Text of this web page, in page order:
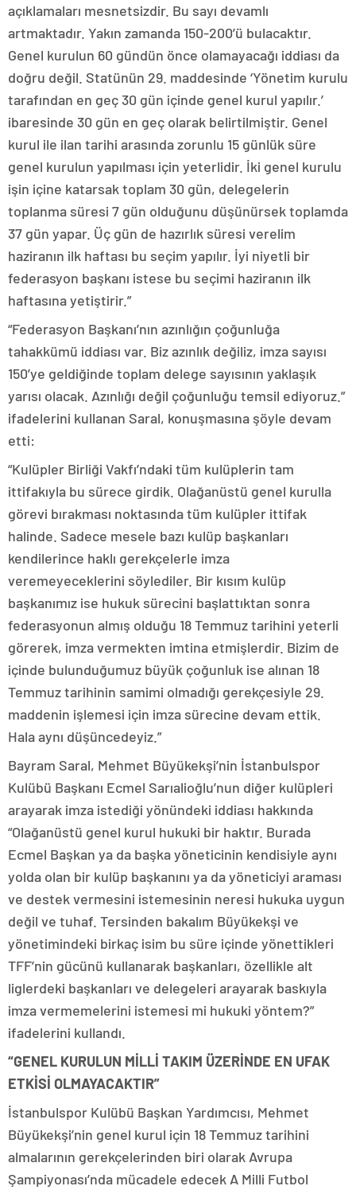
açıklamaları mesnetsizdir. Bu sayı devamlı
artmaktadır. Yakın zamanda 150-200’ü bulacaktır.
Genel kurulun 60 gündün önce olamayacağı iddiası da
doğru değil. Statünün 29. maddesinde ‘Yönetim kurulu
tarafından en geç 30 gün içinde genel kurul yapılır.’
ibaresinde 30 gün en geç olarak belirtilmiştir. Genel
kurul ile ilan tarihi arasında zorunlu 15 günlük süre
genel kurulun yapılması için yeterlidir. İki genel kurulu
işin içine katarsak toplam 30 gün, delegelerin
toplanma süresi 7 gün olduğunu düşünürsek toplamda
37 gün yapar. Üç gün de hazırlık süresi verelim
haziranın ilk haftası bu seçim yapılır. İyi niyetli bir
federasyon başkanı istese bu seçimi haziranın ilk
haftasına yetiştirir.”
“Federasyon Başkanı’nın azınlığın çoğunluğa
tahakkümü iddiası var. Biz azınlık değiliz, imza sayısı
150’ye geldiğinde toplam delege sayısının yaklaşık
yarısı olacak. Azınlığı değil çoğunluğu temsil ediyoruz.”
ifadelerini kullanan Saral, konuşmasına şöyle devam
etti:
“Kulüpler Birliği Vakfı’ndaki tüm kulüplerin tam
ittifakıyla bu sürece girdik. Olağanüstü genel kurulla
görevi bırakması noktasında tüm kulüpler ittifak
halinde. Sadece mesele bazı kulüp başkanları
kendilerince haklı gerekçelerle imza
veremeyeceklerini söylediler. Bir kısım kulüp
başkanımız ise hukuk sürecini başlattıktan sonra
federasyonun almış olduğu 18 Temmuz tarihini yeterli
görerek, imza vermekten imtina etmişlerdir. Bizim de
içinde bulunduğumuz büyük çoğunluk ise alınan 18
Temmuz tarihinin samimi olmadığı gerekçesiyle 29.
maddenin işlemesi için imza sürecine devam ettik.
Hala aynı düşüncedeyiz.”
Bayram Saral, Mehmet Büyükekşi’nin İstanbulspor
Kulübü Başkanı Ecmel Sarıalioğlu’nun diğer kulüpleri
arayarak imza istediği yönündeki iddiası hakkında
“Olağanüstü genel kurul hukuki bir haktır. Burada
Ecmel Başkan ya da başka yöneticinin kendisiyle aynı
yolda olan bir kulüp başkanını ya da yöneticiyi araması
ve destek vermesini istemesinin neresi hukuka uygun
değil ve tuhaf. Tersinden bakalım Büyükekşi ve
yönetimindeki birkaç isim bu süre içinde yönettikleri
TFF’nin gücünü kullanarak başkanları, özellikle alt
liglerdeki başkanları ve delegeleri arayarak baskıyla
imza vermemelerini istemesi mi hukuki yöntem?”
ifadelerini kullandı.
“GENEL KURULUN MİLLİ TAKIM ÜZERİNDE EN UFAK
ETKİSİ OLMAYACAKTIR”
İstanbulspor Kulübü Başkan Yardımcısı, Mehmet
Büyükekşi’nin genel kurul için 18 Temmuz tarihini
almalarının gerekçelerinden biri olarak Avrupa
Şampiyonası’nda mücadele edecek A Milli Futbol